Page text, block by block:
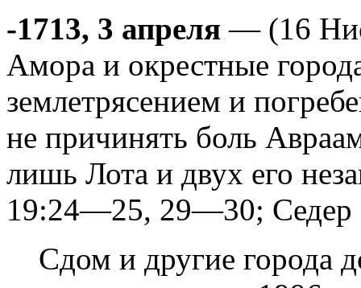
-1713, 3 апреля — (16
Амора и окрестные
землетрясением и
не причинять боль
лишь Лота и двух его
19:24—25, 29—30; Седер
Сдом и другие города